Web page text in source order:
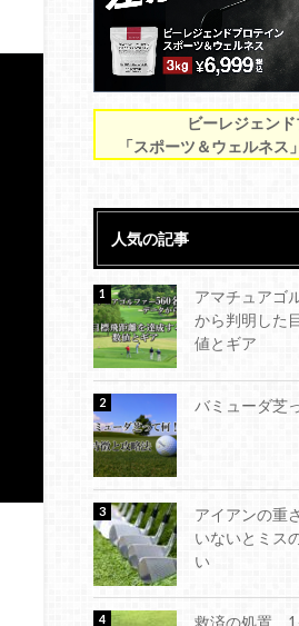
ビーレジェン
「スポーツ＆ウェルネ
人気の記事
アマチュアゴ
から判明した
値とギア
バミューダ芝
アイアンの重
いないとミス
い